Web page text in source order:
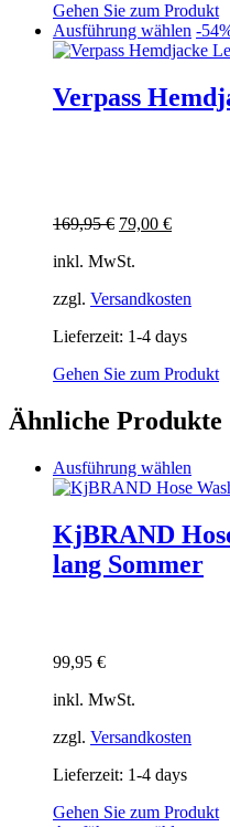
Gehen Sie zum Produkt
Ausführung wählen -
Verpass
169,95€ Ursprünglicher
war:
79,00 €Aktueller
inkl. MwSt.
zzgl. Versandkosten
Lieferzeit: 1-4 days
Gehen Sie zum Produkt
Ähnliche Produkte
Ausführung wählen
auf.
KjBRAND
lang Sommer
99,95 €
inkl. MwSt.
zzgl. Versandkosten
Lieferzeit: 1-4 days
Gehen Sie zum Produkt